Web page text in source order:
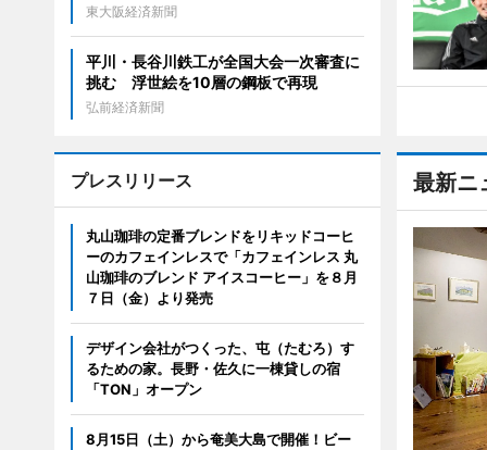
最新ニ
東大阪経済新聞
平川・長谷川鉄工が全国大会一次審査に
挑む 浮世絵を10層の鋼板で再現
弘前経済新聞
プレスリリース
丸山珈琲の定番ブレンドをリキッドコーヒ
ーのカフェインレスで「カフェインレス 丸
山珈琲のブレンド アイスコーヒー」を８月
７日（金）より発売
デザイン会社がつくった、屯（たむろ）す
るための家。長野・佐久に一棟貸しの宿
「TON」オープン
8月15日（土）から奄美大島で開催！ビー